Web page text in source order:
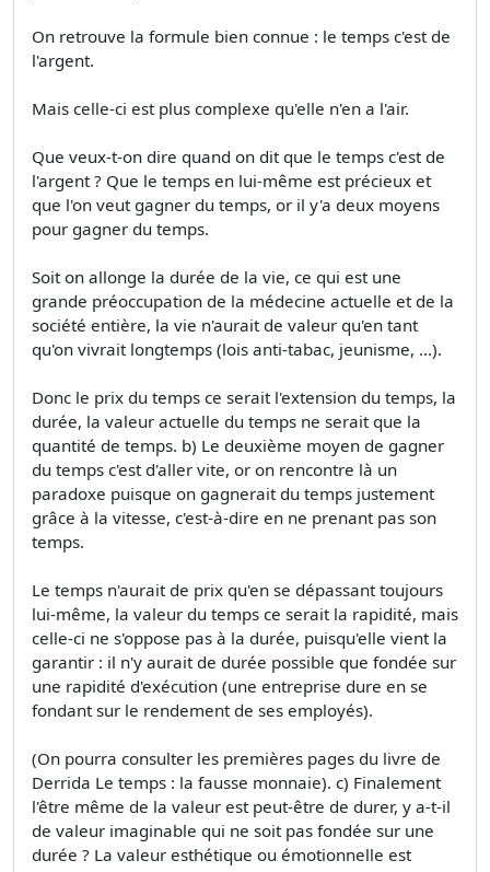
On retrouve la formule bien connue : le temps c'est de
l'argent.
Mais celle-ci est plus complexe qu'elle n'en a l'air.
Que veux-t-on dire quand on dit que le temps c'est de
l'argent ? Que le temps en lui-même est précieux et
que l'on veut gagner du temps, or il y'a deux moyens
pour gagner du temps.
Soit on allonge la durée de la vie, ce qui est une
grande préoccupation de la médecine actuelle et de la
société entière, la vie n'aurait de valeur qu'en tant
qu'on vivrait longtemps (lois anti-tabac, jeunisme, ...).
Donc le prix du temps ce serait l'extension du temps, la
durée, la valeur actuelle du temps ne serait que la
quantité de temps. b) Le deuxième moyen de gagner
du temps c'est d'aller vite, or on rencontre là un
paradoxe puisque on gagnerait du temps justement
grâce à la vitesse, c'est-à-dire en ne prenant pas son
temps.
Le temps n'aurait de prix qu'en se dépassant toujours
lui-même, la valeur du temps ce serait la rapidité, mais
celle-ci ne s'oppose pas à la durée, puisqu'elle vient la
garantir : il n'y aurait de durée possible que fondée sur
une rapidité d'exécution (une entreprise dure en se
fondant sur le rendement de ses employés).
(On pourra consulter les premières pages du livre de
Derrida Le temps : la fausse monnaie). c) Finalement
l'être même de la valeur est peut-être de durer, y a-t-il
de valeur imaginable qui ne soit pas fondée sur une
durée ? La valeur esthétique ou émotionnelle est